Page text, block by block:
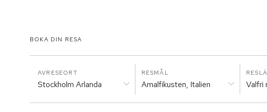
BOKA DIN RESA
AVRESEORT
Stockholm Arlanda
RESMÅL
Amalfikusten, Italien Valfri